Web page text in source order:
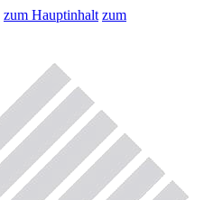
zum Hauptinhalt zum